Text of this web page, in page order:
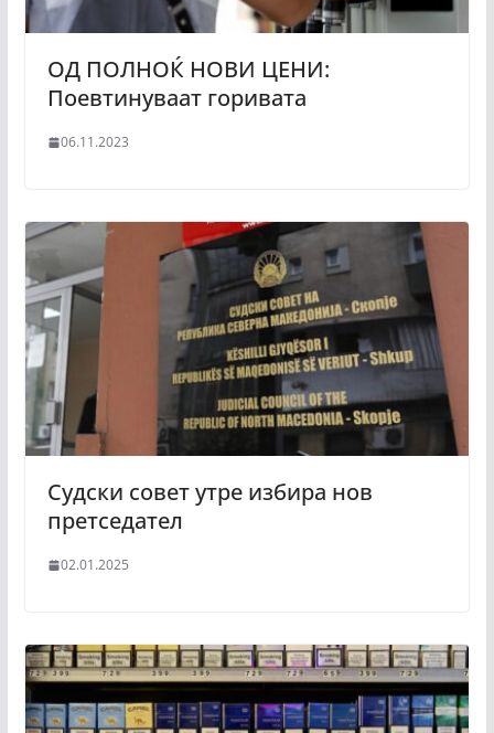
ОД ПОЛНОЌ НОВИ ЦЕНИ:
Поевтинуваат горивата
06.11.2023
Судски совет утре избира нов
претседател
02.01.2025